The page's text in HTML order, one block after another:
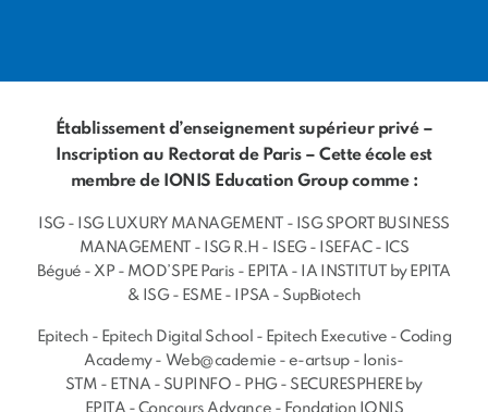
Établissement d’enseignement supérieur privé –
Inscription au Rectorat de Paris – Cette école est
membre de IONIS Education Group comme :
ISG- ISG LUXURY MANAGEMENT - ISG SPORT BUSINESS
MANAGEMENT
- ISG R.H - ISEG- ISEFAC- ICS
Bégué -XP- MOD’SPE Paris - EPITA - IA INSTITUT by EPITA
& ISG- ESME- IPSA - SupBiotech
Epitech - Epitech Digital School - Epitech Executive -Coding
Academy- Web@cademie - e-artsup- Ionis-
STM - ETNA - SUPINFO - PHG- SECURESPHERE by
EPITA - Concours Advance - Fondation IONIS